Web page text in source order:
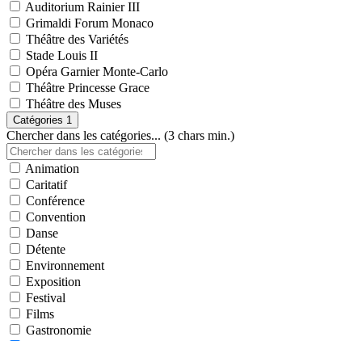
Auditorium Rainier III
Grimaldi Forum Monaco
Théâtre des Variétés
Stade Louis II
Opéra Garnier Monte-Carlo
Théâtre Princesse Grace
Théâtre des Muses
Catégories 1
Chercher dans les catégories... (3 chars min.)
Animation
Caritatif
Conférence
Convention
Danse
Détente
Environnement
Exposition
Festival
Films
Gastronomie